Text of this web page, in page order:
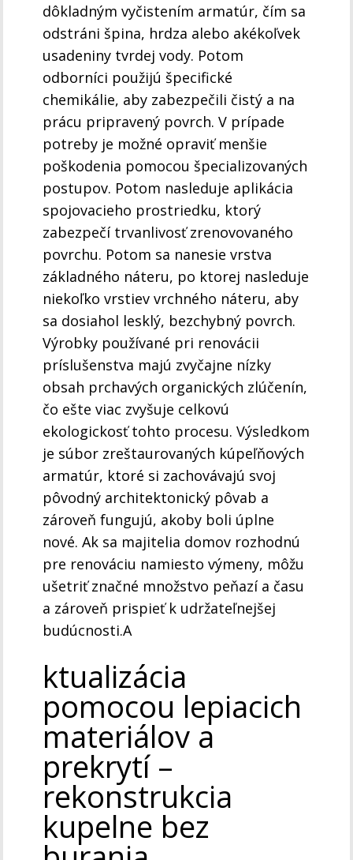
dôkladným vyčistením armatúr, čím sa
odstráni špina, hrdza alebo akékoľvek
usadeniny tvrdej vody. Potom
odborníci použijú špecifické
chemikálie, aby zabezpečili čistý a na
prácu pripravený povrch. V prípade
potreby je možné opraviť menšie
poškodenia pomocou špecializovaných
postupov. Potom nasleduje aplikácia
spojovacieho prostriedku, ktorý
zabezpečí trvanlivosť zrenovovaného
povrchu. Potom sa nanesie vrstva
základného náteru, po ktorej nasleduje
niekoľko vrstiev vrchného náteru, aby
sa dosiahol lesklý, bezchybný povrch.
Výrobky používané pri renovácii
príslušenstva majú zvyčajne nízky
obsah prchavých organických zlúčenín,
čo ešte viac zvyšuje celkovú
ekologickosť tohto procesu. Výsledkom
je súbor zreštaurovaných kúpeľňových
armatúr, ktoré si zachovávajú svoj
pôvodný architektonický pôvab a
zároveň fungujú, akoby boli úplne
nové. Ak sa majitelia domov rozhodnú
pre renováciu namiesto výmeny, môžu
ušetriť značné množstvo peňazí a času
a zároveň prispieť k udržateľnejšej
budúcnosti.A
ktualizácia
pomocou lepiacich
materiálov a
prekrytí –
rekonstrukcia
kupelne bez